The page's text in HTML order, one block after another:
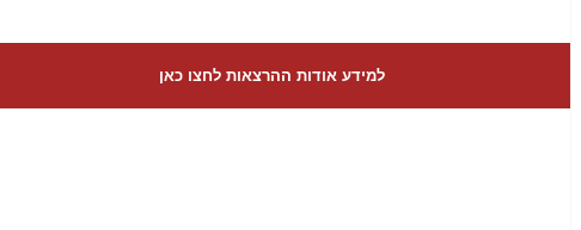
למידע אודות ההרצאות לחצו כאן